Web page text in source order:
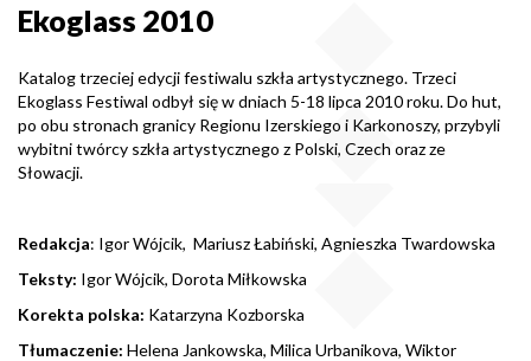
Ekoglass 2010
Katalog trzeciej edycji festiwalu szkła artystycznego. Trzeci
Ekoglass Festiwal odbył się w dniach 5-18 lipca 2010 roku. Do hut,
po obu stronach granicy Regionu Izerskiego i Karkonoszy, przybyli
wybitni twórcy szkła artystycznego z Polski, Czech oraz ze
Słowacji.
Redakcja: Igor Wójcik, Mariusz Łabiński, Agnieszka Twardowska
Teksty: Igor Wójcik, Dorota Miłkowska
Korekta polska: Katarzyna Kozborska
Tłumaczenie: Helena Jankowska, Milica Urbanikova, Wiktor